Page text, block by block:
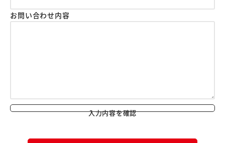
お問い合わせ内容
入力内容を確認